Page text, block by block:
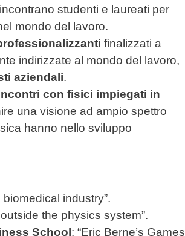
studenti e laureati per
mondo del lavoro.
finalizzati a
indirizzate al mondo del lavoro,
aziendali.
con fisici impiegati in
una visione ad ampio spettro
hanno nello sviluppo
industry”.
outside the physics system”.
School : “Eric Berne’s Games